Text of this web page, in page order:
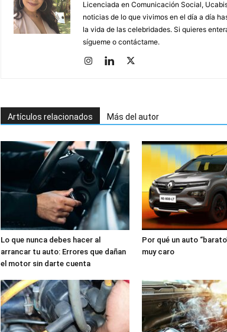
Licenciada en Comunicación Social,
noticias de lo que vivimos en el día a día
la vida de las celebridades. Si quieres
sígueme o contáctame.
Artículos relacionados Más del autor
Lo que nunca debes hacer al
arrancar tu auto: Errores que dañan
el motor sin darte cuenta
Por qué un auto
muy caro